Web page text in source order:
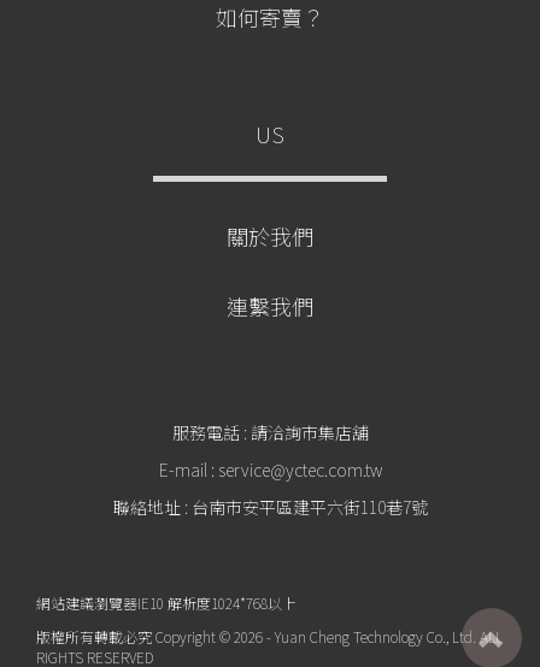
如何寄賣？
US
關於我們
連繫我們
服務電話 : 請洽詢市集店舖
E-mail : service@yctec.com.tw
聯絡地址 : 台南市安平區建平六街110巷7號
網站建議瀏覽器IE10 解析度1024*768以上
版權所有轉載必究 Copyright © 2026 - Yuan Cheng Technology Co., Ltd. ALL
RIGHTS RESERVED